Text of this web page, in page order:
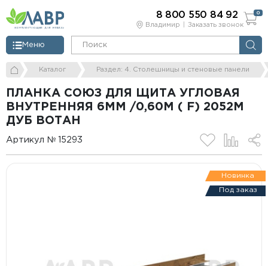
Владимир Заказать звонок
Меню
8 800 550 84 92 0
Каталог Раздел: 4. Столешницы и стеновые панели
ПЛАНКА СОЮЗ ДЛЯ ЩИТА УГЛОВАЯ
ВНУТРЕННЯЯ 6ММ /0,60М ( F) 2052М
ДУБ ВОТАН
Артикул № 15293
Новинка
Под заказ